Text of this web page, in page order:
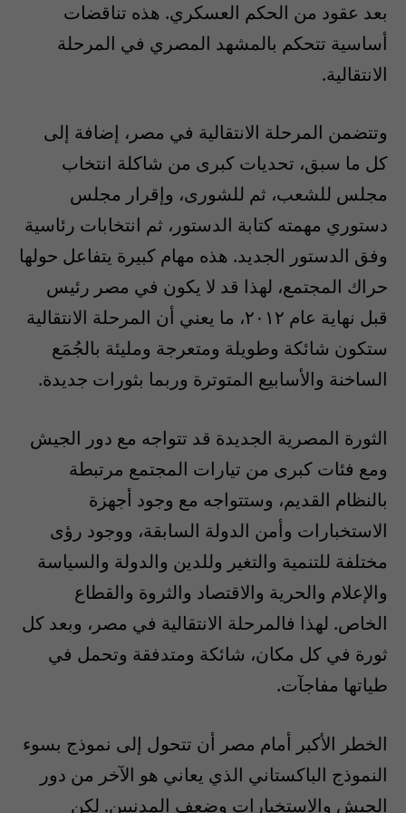
بعد عقود من الحكم العسكري. هذه تناقضات
أساسية تتحكم بالمشهد المصري في المرحلة
الانتقالية.
وتتضمن المرحلة الانتقالية في مصر، إضافة إلى
كل ما سبق، تحديات كبرى من شاكلة انتخاب
مجلس للشعب، ثم للشورى، وإقرار مجلس
دستوري مهمته كتابة الدستور، ثم انتخابات رئاسية
وفق الدستور الجديد. هذه مهام كبيرة يتفاعل حولها
حراك المجتمع، لهذا قد لا يكون في مصر رئيس
قبل نهاية عام ٢٠١٢، ما يعني أن المرحلة الانتقالية
ستكون شائكة وطويلة ومتعرجة ومليئة بالجُمَع
الساخنة والأسابيع المتوترة وربما بثورات جديدة.
الثورة المصرية الجديدة قد تتواجه مع دور الجيش
ومع فئات كبرى من تيارات المجتمع مرتبطة
بالنظام القديم، وستتواجه مع وجود أجهزة
الاستخبارات وأمن الدولة السابقة، ووجود رؤى
مختلفة للتنمية والتغير وللدين والدولة والسياسة
والإعلام والحرية والاقتصاد والثروة والقطاع
الخاص. لهذا فالمرحلة الانتقالية في مصر، وبعد كل
ثورة في كل مكان، شائكة ومتدفقة وتحمل في
طياتها مفاجآت.
الخطر الأكبر أمام مصر أن تتحول إلى نموذج بسوء
النموذج الباكستاني الذي يعاني هو الآخر من دور
الجيش والاستخبارات وضعف المدنيين. لكن